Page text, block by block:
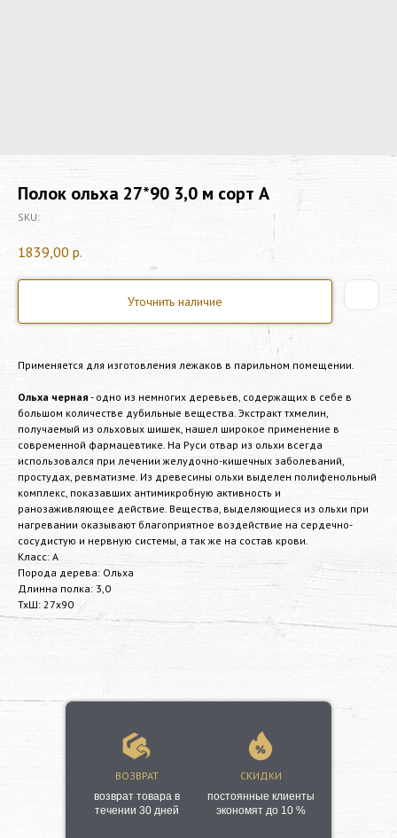
Полок ольха 27*90 3,0 м сорт А
SKU:
1839,00 р.
Уточнить наличие
Применяется для изготовления лежаков в парильном помещении.
Ольха черная - одно из немногих деревьев, содержащих в себе в
большом количестве дубильные вещества. Экстракт тхмелин,
получаемый из ольховых шишек, нашел широкое применение в
современной фармацевтике. На Руси отвар из ольхи всегда
использовался при лечении желудочно-кишечных заболеваний,
простудах, ревматизме. Из древесины ольхи выделен полифенольный
комплекс, показавших антимикробную активность и
ранозаживляющее действие. Вещества, выделяющиеся из ольхи при
нагревании оказывают благоприятное воздействие на сердечно-
сосудистую и нервную системы, а так же на состав крови.
Класс: А
Порода дерева: Ольха
Длинна полка: 3,0
ТхШ: 27х90
ВОЗВРАТ СКИДКИ
возврат товара в
течении 30 дней
постоянные клиенты
экономят до 10 %